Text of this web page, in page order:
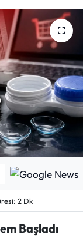
2 Dk
Başladı